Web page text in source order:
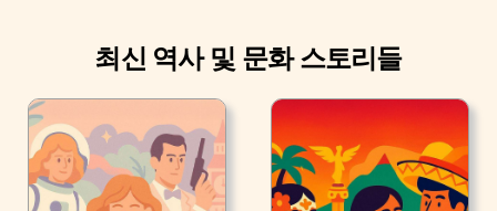
최신 역사 및 문화 스토리들